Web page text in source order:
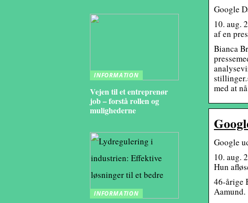
Google
10. aug.
af en
Bianca
med at
Google
10. aug.
Hun
46-årige
Aamund.
INFORMATION
Vejen til et entreprenør
job – forstå rollen og
mulighederne
INFORMATION